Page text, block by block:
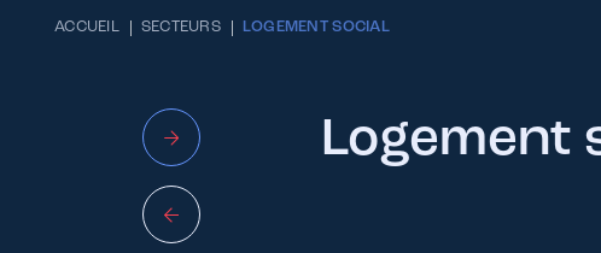
ACCUEIL SECTEURS LOGEMENT SOCIAL
Logement